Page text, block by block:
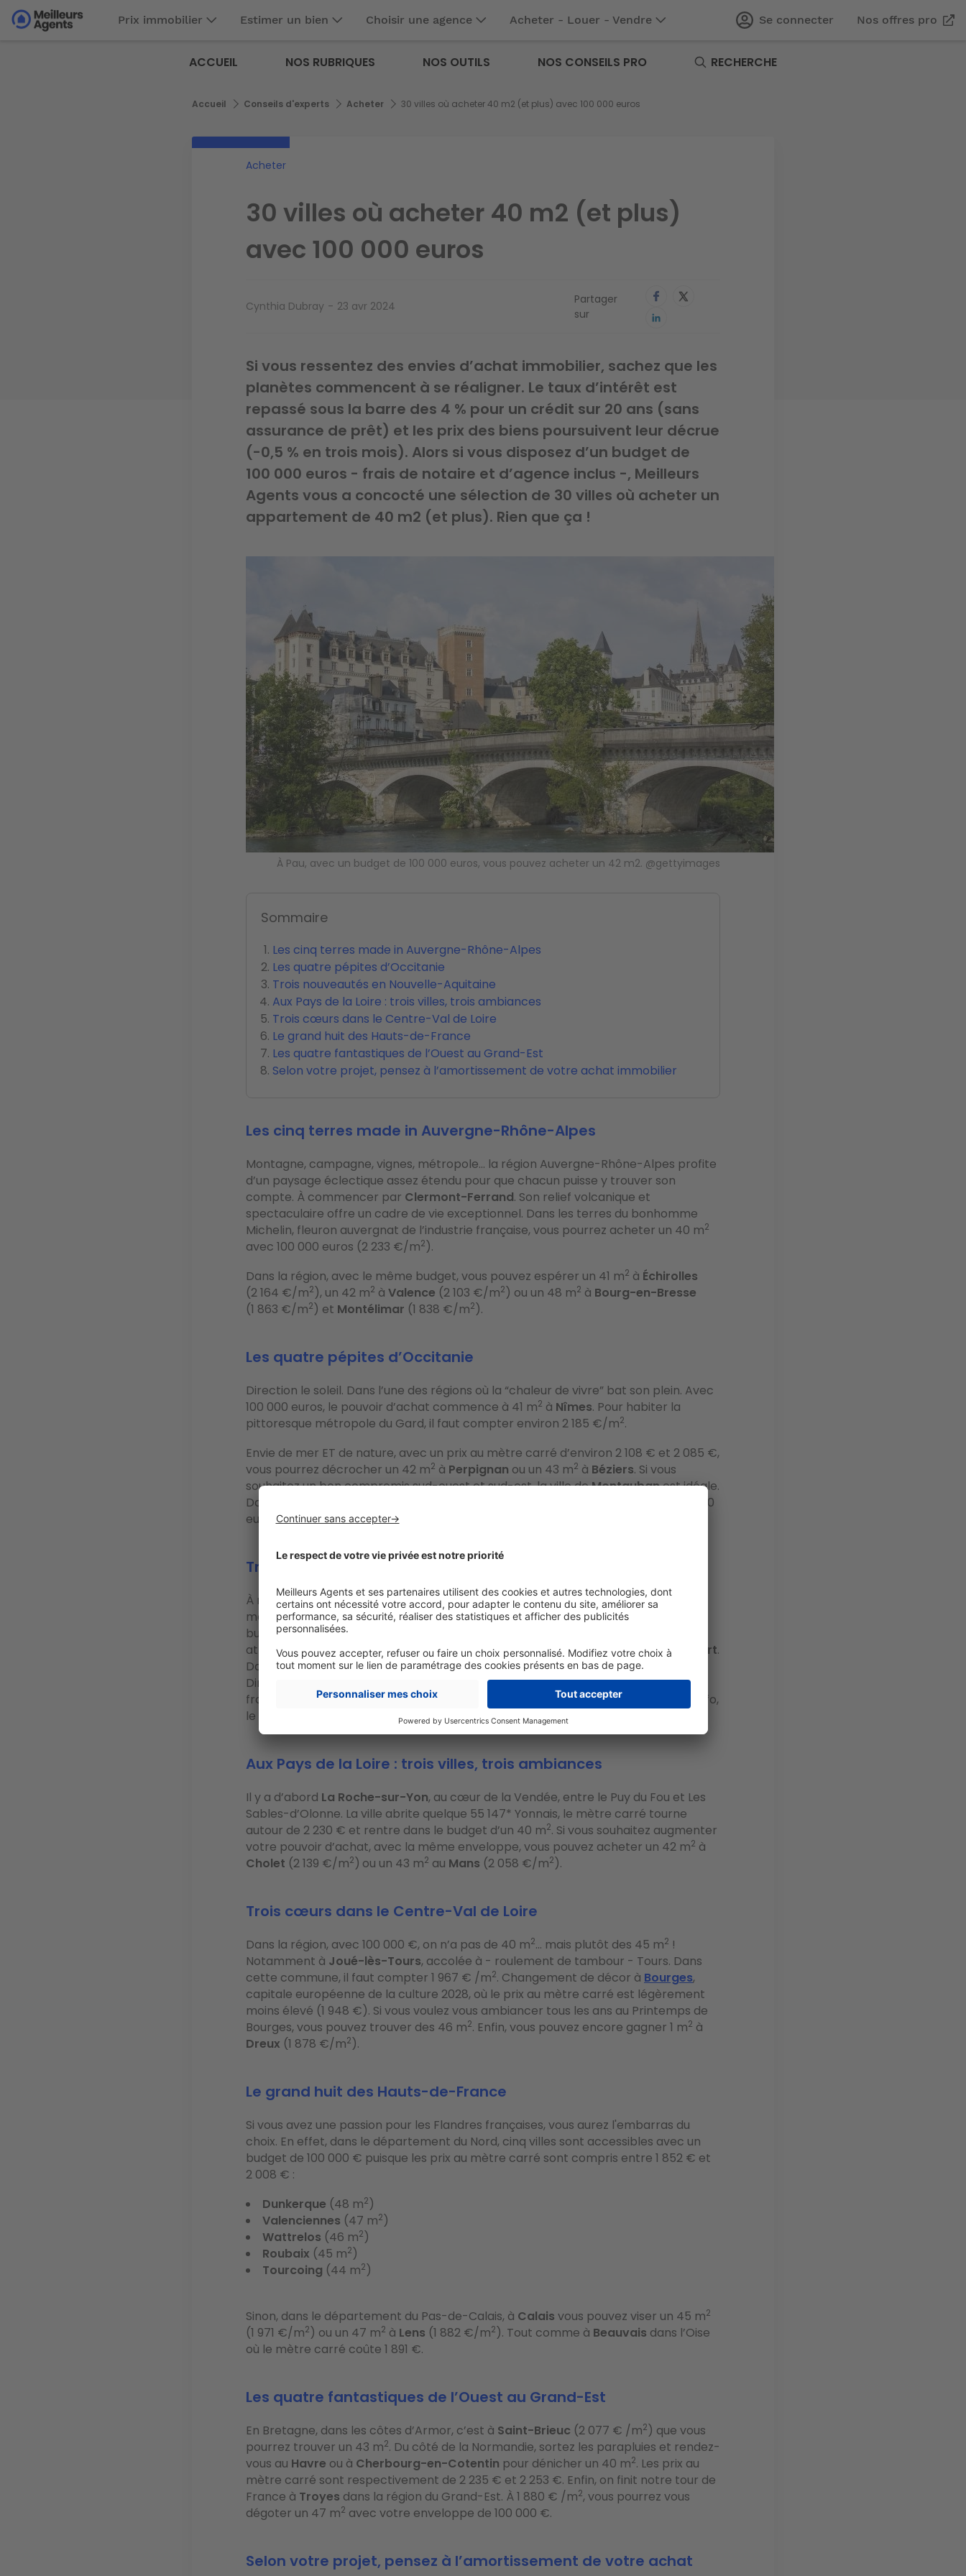
Aller
auAller au
Prix immobilier Estimer un bien Choisir une agence Acheter - Louer - Vendre Se connecter Nos offres pro
ACCUEIL NOS RUBRIQUES NOS OUTILS NOS CONSEILS PRO RECHERCHE
Fil
Accueil Conseils d'experts Acheter 30 villes où acheter 40 m2 (et plus) avec 100 000 euros
Acheter
30 villes où acheter 40 m2 (et plus)
avec 100 000 euros
Cynthia Dubray 23 avr 2024
Partager
sur
Si vous ressentez des envies d’achat immobilier, sachez que les
planètes commencent à se réaligner. Le taux d’intérêt est
repassé sous la barre des 4 % pour un crédit sur 20 ans (sans
assurance de prêt) et les prix des biens poursuivent leur décrue
(-0,5 % en trois mois). Alors si vous disposez d’un budget de
100 000 euros - frais de notaire et d’agence inclus -, Meilleurs
Agents vous a concocté une sélection de 30 villes où acheter un
appartement de 40 m2 (et plus). Rien que ça !
À Pau, avec un budget de 100 000 euros, vous pouvez acheter un 42 m2. @gettyimages
Sommaire
Les cinq terres made in Auvergne-Rhône-Alpes
Les quatre pépites d’Occitanie
Trois nouveautés en Nouvelle-Aquitaine
Aux Pays de la Loire : trois villes, trois ambiances
Trois cœurs dans le Centre-Val de Loire
Le grand huit des Hauts-de-France
Les quatre fantastiques de l’Ouest au Grand-Est
Selon votre projet, pensez à l’amortissement de votre achat immobilier
Les cinq terres made in Auvergne-Rhône-Alpes
Montagne, campagne, vignes, métropole… la région Auvergne-Rhône-Alpes profite
d’un paysage éclectique assez étendu pour que chacun puisse y trouver son
compte. À commencer par Clermont-Ferrand. Son relief volcanique et
spectaculaire offre un cadre de vie exceptionnel. Dans les terres du bonhomme
Michelin, fleuron auvergnat de l’industrie française, vous pourrez acheter un 40 m2
avec 100 000 euros (2 233 €/m2).
Dans la région, avec le même budget, vous pouvez espérer un 41 m2 à Échirolles
(2 164 €/m2), un 42 m2 à Valence (2 103 €/m2) ou un 48 m2 à Bourg-en-Bresse
(1 863 €/m2) et Montélimar (1 838 €/m2).
Les quatre pépites d’Occitanie
Direction le soleil. Dans l’une des régions où la “chaleur de vivre” bat son plein. Avec
100 000 euros, le pouvoir d’achat commence à 41 m2 à Nîmes. Pour habiter la
pittoresque métropole du Gard, il faut compter environ 2 185 €/m2.
Envie de mer ET de nature, avec un prix au mètre carré d’environ 2 108 € et 2 085 €,
vous pourrez décrocher un 42 m2 à Perpignan ou un 43 m2 à Béziers. Si vous
souhaitez un bon compromis sud-ouest et sud-est, la ville deMontaubanest idéale.
Dans “la plus rose des villes roses”, vous pourrez vous “offrir” un 44 m
avec 100 000
euros (environ 2 012 €/m2).
Trois nouveautés en Nouvelle-Aquitaine
À moins de deux heures de Paris et de La Rochelle, se trouvePoitiersoù le prix au
mètre carré est d’environ 2 199 €. De quoi acquérir un 40 m2avec notre fameux
budget. Si vous souhaitez vous rapprocher doucement mais sûrement de la côte
atlantique pour avoir les pieds dans l’eau en moins d’une heure, rendez-vous à
Niort.
Dans la commune des Deux-Sèvres, vous pouvez viser un 48 m 2(1 863 €/m
Direction la ville de naissance d’Henri IV (1553-1610) :Pau. Située à 85 km de la
frontière espagnole, avec 100 000 euros, vous pouvez y dénicher un 42 m
. Pour info,
le prix au mètre carré est de 2 113 €.
Aux Pays de la Loire : trois villes, trois ambiances
Il y a d’abord La Roche-sur-Yon, au cœur de la Vendée, entre le Puy du Fou et Les
Sables-d’Olonne. La ville abrite quelque 55 147* Yonnais, le mètre carré tourne
autour de 2 230 € et rentre dans le budget d’un 40 m2. Si vous souhaitez augmenter
votre pouvoir d’achat, avec la même enveloppe, vous pouvez acheter un 42 m2 à
Cholet (2 139 €/m2) ou un 43 m2 au Mans (2 058 €/m2).
Trois cœurs dans le Centre-Val de Loire
Dans la région, avec 100 000 €, on n’a pas de 40 m2… mais plutôt des 45 m2 !
Notamment à Joué-lès-Tours, accolée à - roulement de tambour - Tours. Dans
cette commune, il faut compter 1 967 € /m2. Changement de décor à Bourges,
capitale européenne de la culture 2028, où le prix au mètre carré est légèrement
moins élevé (1 948 €). Si vous voulez vous ambiancer tous les ans au Printemps de
Bourges, vous pouvez trouver des 46 m2. Enfin, vous pouvez encore gagner 1 m2 à
Dreux (1 878 €/m2).
Le grand huit des Hauts-de-France
Si vous avez une passion pour les Flandres françaises, vous aurez l'embarras du
choix. En effet, dans le département du Nord, cinq villes sont accessibles avec un
budget de 100 000 € puisque les prix au mètre carré sont compris entre 1 852 € et
2 008 € :
Dunkerque (48 m2)
Valenciennes (47 m2)
Wattrelos (46 m2)
Roubaix (45 m2)
Tourcoing (44 m2)
Sinon, dans le département du Pas-de-Calais, à Calais vous pouvez viser un 45 m2
(1 971 €/m2) ou un 47 m2 à Lens (1 882 €/m2). Tout comme à Beauvais dans l’Oise
où le mètre carré coûte 1 891 €.
Les quatre fantastiques de l’Ouest au Grand-Est
En Bretagne, dans les côtes d’Armor, c’est à Saint-Brieuc (2 077 € /m2) que vous
pourrez trouver un 43 m2. Du côté de la Normandie, sortez les parapluies et rendez-
vous au Havre ou à Cherbourg-en-Cotentin pour dénicher un 40 m2. Les prix au
mètre carré sont respectivement de 2 235 € et 2 253 €. Enfin, on finit notre tour de
France à Troyes dans la région du Grand-Est. À 1 880 € /m2, vous pourrez vous
dégoter un 47 m2 avec votre enveloppe de 100 000 €.
Selon votre projet, pensez à l’amortissement de votre achat